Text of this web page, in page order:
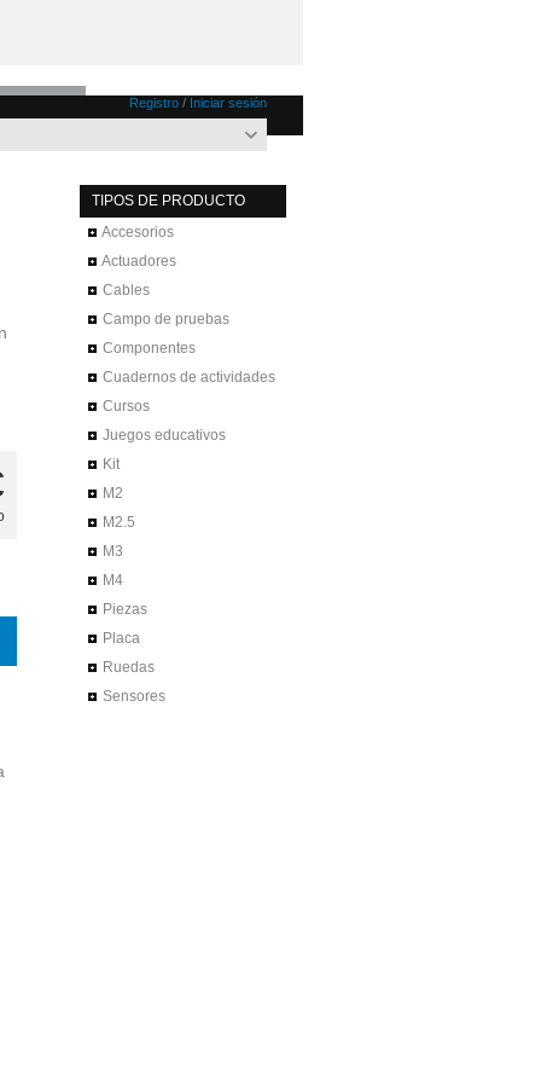
Registro / Iniciar sesión
TIPOS DE PRODUCTO
Accesorios
Actuadores
Cables
Campo de pruebas
Componentes
Cuadernos de actividades
Cursos
Juegos educativos
Kit
M2
M2.5
M3
M4
Piezas
Placa
Ruedas
Sensores